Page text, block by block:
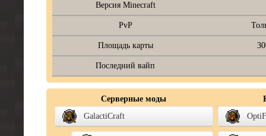
Версия Minecraft
PvP
Площадь карты
Последний вайп
Серверные моды
GalactiCraft